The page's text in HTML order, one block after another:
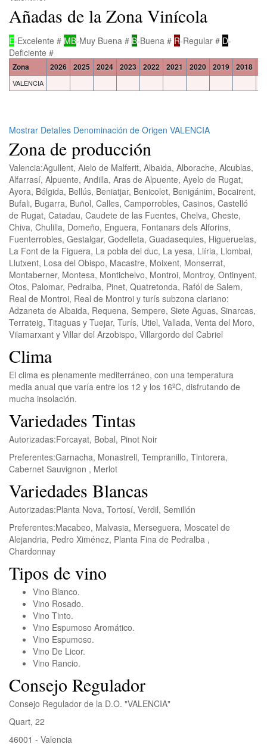
Añadas de la Zona Vinícola
E-Excelente # MB-Muy Buena # B-Buena # R-Regular # D-
Deficiente #
Zona 2026 2025 2024 2023 2022 2021 2020 2019 2018
VALENCIA
Mostrar Detalles Denominación de Origen VALENCIA
Zona de producción
Valencia:Agullent, Aielo de Malferit, Albaida, Alborache, Alcublas,
Alfarrasí, Alpuente, Andilla, Aras de Alpuente, Ayelo de Rugat,
Ayora, Bélgida, Bellús, Beniatjar, Benicolet, Benigánim, Bocairent,
Bufali, Bugarra, Buñol, Calles, Camporrobles, Casinos, Castelló
de Rugat, Catadau, Caudete de las Fuentes, Chelva, Cheste,
Chiva, Chulilla, Domeño, Enguera, Fontanars dels Alforins,
Fuenterrobles, Gestalgar, Godelleta, Guadasequies, Higueruelas,
La Font de la Figuera, La pobla del duc, La yesa, Llíria, Llombai,
Llutxent, Losa del Obispo, Macastre, Moixent, Monserrat,
Montaberner, Montesa, Montichelvo, Montroi, Montroy, Ontinyent,
Otos, Palomar, Pedralba, Pinet, Quatretonda, Rafól de Salem,
Real de Montroi, Real de Montroi y turís subzona clariano:
Adzaneta de Albaida, Requena, Sempere, Siete Aguas, Sinarcas,
Terrateig, Titaguas y Tuejar, Turís, Utiel, Vallada, Venta del Moro,
Vilamarxant y Villar del Arzobispo, Villargordo del Cabriel
Clima
El clima es plenamente mediterráneo, con una temperatura
media anual que varía entre los 12 y los 16ºC, disfrutando de
mucha insolación.
Variedades Tintas
Autorizadas:Forcayat, Bobal, Pinot Noir
Preferentes:Garnacha, Monastrell, Tempranillo, Tintorera,
Cabernet Sauvignon , Merlot
Variedades Blancas
Autorizadas:Planta Nova, Tortosí, Verdil, Semillón
Preferentes:Macabeo, Malvasia, Merseguera, Moscatel de
Alejandria, Pedro Ximénez, Planta Fina de Pedralba ,
Chardonnay
Tipos de vino
Vino Blanco.
Vino Rosado.
Vino Tinto.
Vino Espumoso Aromático.
Vino Espumoso.
Vino De Licor.
Vino Rancio.
Consejo Regulador
Consejo Regulador de la D.O. "VALENCIA"
Quart, 22
46001 - Valencia